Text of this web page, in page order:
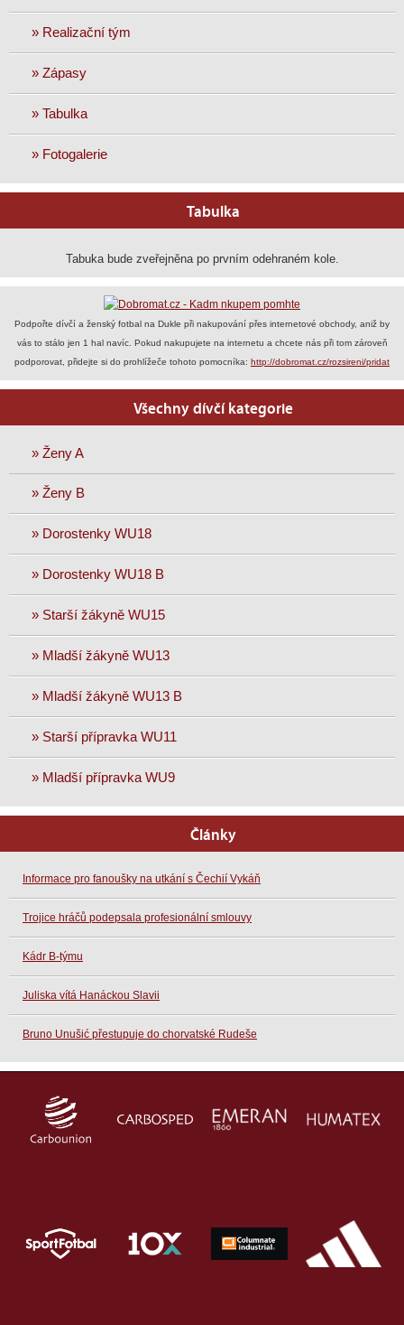
» Realizační tým
» Zápasy
» Tabulka
» Fotogalerie
Tabulka
Tabuka bude zveřejněna po prvním odehraném kole.
Podpořte dívčí a ženský fotbal na Dukle při nakupování přes internetové obchody, aniž by
vás to stálo jen 1 hal navíc. Pokud nakupujete na internetu a chcete nás při tom zároveň
podporovat, přidejte si do prohlížeče tohoto pomocníka: http://dobromat.cz/rozsireni/pridat
Všechny dívčí kategorie
» Ženy A
» Ženy B
» Dorostenky WU18
» Dorostenky WU18 B
» Starší žákyně WU15
» Mladší žákyně WU13
» Mladší žákyně WU13 B
» Starší přípravka WU11
» Mladší přípravka WU9
Články
Informace pro fanoušky na utkání s Čechií Vykáň
Trojice hráčů podepsala profesionální smlouvy
Kádr B-týmu
Juliska vítá Hanáckou Slavii
Bruno Unušić přestupuje do chorvatské Rudeše